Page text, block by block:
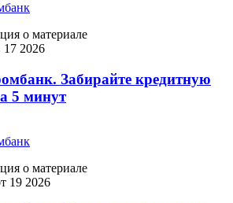
о материале
17 2026
Забирайте кредитную
5 минут
о материале
19 2026